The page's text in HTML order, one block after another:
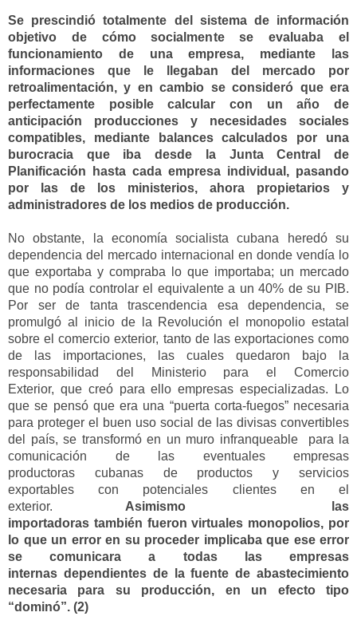
Se prescindió totalmente del sistema de información
objetivo de cómo socialmente se evaluaba el
funcionamiento de una empresa, mediante las
informaciones que le llegaban del mercado por
retroalimentación, y en cambio se consideró que era
perfectamente posible calcular con un año de
anticipación producciones y necesidades sociales
compatibles, mediante balancescalculados por una
burocracia que iba desde la Junta Central de
Planificación hasta cada empresa individual, pasando
por las de los ministerios, ahora propietarios y
administradores de los medios de producción.
No obstante, l a economía socialista cubana heredósu
dependencia del mercado internacional en donde vendía lo
que exportaba y compraba lo que importaba; un mercado
que no podía controlar el equivalente a un 40% de su PIB.
Por ser de tanta trascendencia esa dependencia, se
promulgó al inicio de la Revoluciónel monopolio estatal
sobre el comercio exterior, tanto de las exportaciones como
de las importaciones, las cuales quedaron bajo la
responsabilidad del Ministerio para el Comercio
Exterior, que creó para elloempresasespecializadas. Lo
que se pensó que era una “puerta corta-fuegos”necesaria
para proteger el buen uso social de las divisas convertibles
del país, se transformó en un muro infranqueable para
la
comunicación de l as eventuales empresas
productoras
cubanas de productos y servicios
exportablescon potenciales clientes en el
exterior. Asimismo
las
importadoras también fueronvirtuales monopolios, por
lo que un error en su proceder implicaba que ese error
se comunicara a todas las empresas
internas dependientesde la fuente de abastecimiento
necesaria para su producción, en un efecto tipo
“dominó”. (2)